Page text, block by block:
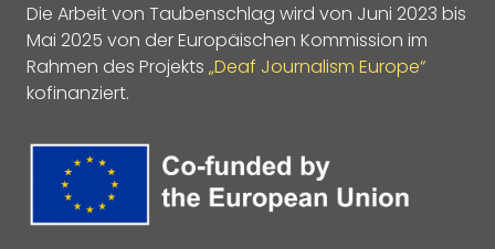
Die Arbeit von Taubenschlag wird von Juni 2023 bis
Mai 2025 von der Europäischen Kommission im
Rahmen des Projekts „Deaf Journalism Europe“
kofinanziert.